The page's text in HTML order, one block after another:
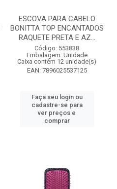
ESCOVA PARA CABELO
BONITTA TOP ENCANTADOS
RAQUETE PRETA E AZ...
Código: 553838
Embalagem: Unidade
Caixa contém 12 unidade(s)
EAN: 7896025537125
Faça seu login ou
cadastre-se para
ver preços e
comprar